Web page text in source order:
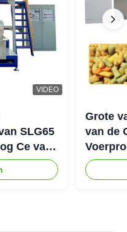
VIDEO
SLG65
Ce van
Grote
van de